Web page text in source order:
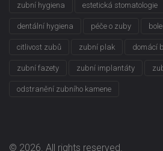
zubní hygiena estetická stomatologie
dentální hygiena péče o zuby
citlivost zubů zubní plak domácí
zubní fazety zubní implantáty
odstranění zubního kamene
© 2026. All rights reserved.